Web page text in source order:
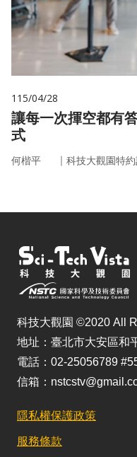
115/04/28
讓每一次揮空都有
式
何楷平 ｜ 科技大觀園特
科技大觀園 ©2020 All
地址：臺北市大安區和
電話：02-25056789
信箱：
隱私權保護政策
服務條款